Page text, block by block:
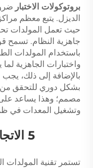
بروتوكولات الاختبار
الديزل. يتبع معظم
حيث تعمل المولدات
باستخدام المولدات
بالإضافة إلى ذلك، يجب
بشكل دوري للتحقق من
مصمم؛ وهذا يساعد
وتشغيل المعدات في
5
تستمر تقنية المولدات